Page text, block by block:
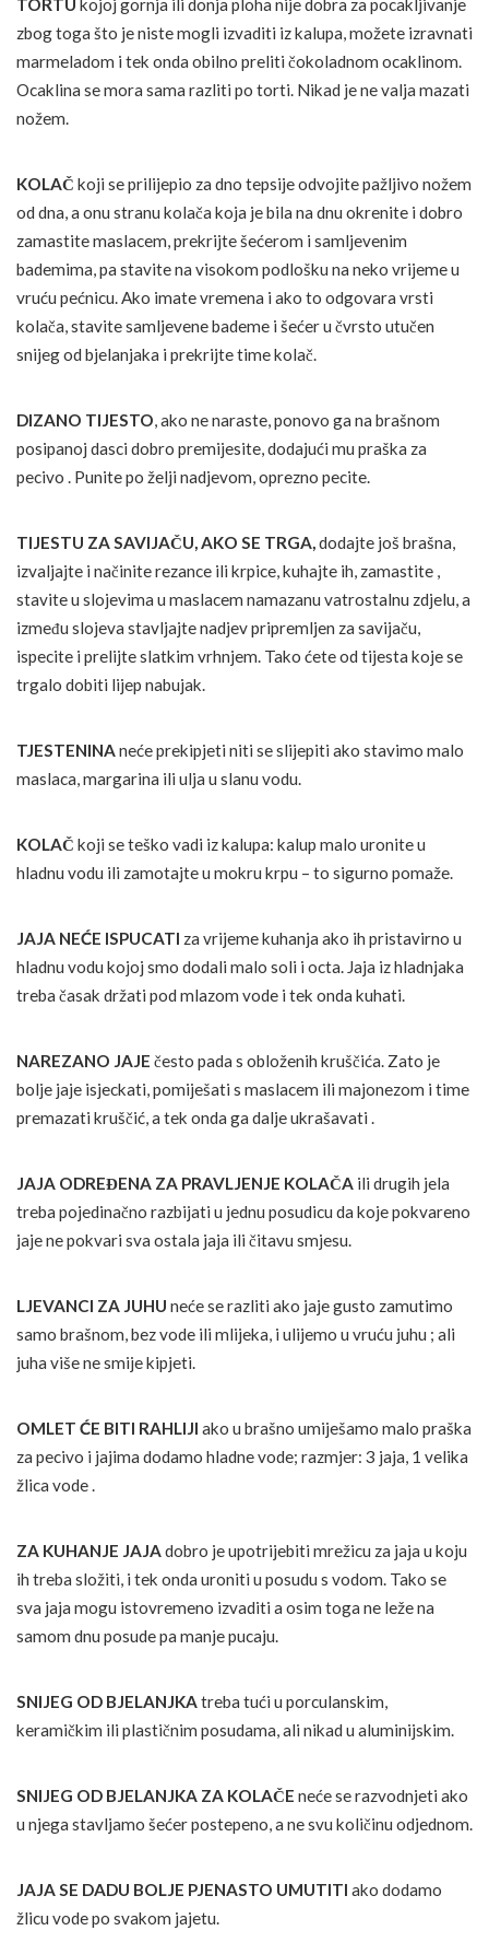
TORTU kojoj gornja ili donja ploha nije dobra za pocakljivanje
zbog toga što je niste mogli izvaditi iz kalupa, možete izravnati
marmeladom i tek onda obilno preliti čokoladnom ocaklinom.
Ocaklina se mora sama razliti po torti. Nikad je ne valja mazati
nožem.
KOLAČ koji se prilijepio za dno tepsije odvojite pažljivo nožem
od dna, a onu stranu kolača koja je bila na dnu okrenite i dobro
zamastite maslacem, prekrijte šećerom i samljevenim
bademima, pa stavite na visokom podlošku na neko vrijeme u
vruću pećnicu. Ako imate vremena i ako to odgovara vrsti
kolača, stavite samljevene bademe i šećer u čvrsto utučen
snijeg od bjelanjaka i prekrijte time kolač.
DIZANO TIJESTO, ako ne naraste, ponovo ga na brašnom
posipanoj dasci dobro premijesite, dodajući mu praška za
pecivo . Punite po želji nadjevom, oprezno pecite.
TIJESTU ZA SAVIJAČU, AKO SE TRGA,dodajte još brašna,
izvaljajte i načinite rezance ili krpice, kuhajte ih, zamastite ,
stavite u slojevima u maslacem namazanu vatrostalnu zdjelu, a
između slojeva stavljajte nadjev pripremljen za savijaču,
ispecite i prelijte slatkim vrhnjem. Tako ćete od tijesta koje se
trgalo dobiti lijep nabujak.
TJESTENINAneće prekipjeti niti se slijepiti ako stavimo malo
maslaca, margarina ili ulja u slanu vodu.
KOLAČ koji se teško vadi iz kalupa: kalup malo uronite u
hladnu vodu ili zamotajte u mokru krpu – to sigurno pomaže.
JAJA NEĆE ISPUCATI za vrijeme kuhanja ako ih pristavirno u
hladnu vodu kojoj smo dodali malo soli i octa. Jaja iz hladnjaka
treba časak držati pod mlazom vode i tek onda kuhati.
NAREZANO JAJE često pada s obloženih kruščića. Zato je
bolje jaje isjeckati, pomiješati s maslacem ili majonezom i time
premazati kruščić, a tek onda ga dalje ukrašavati .
JAJA ODREĐENA ZA PRAVLJENJE KOLAČA ili drugih jela
treba pojedinačno razbijati u jednu posudicu da koje pokvareno
jaje ne pokvari sva ostala jaja ili čitavu smjesu.
LJEVANCI ZA JUHU neće se razliti ako jaje gusto zamutimo
samo brašnom, bez vode ili mlijeka, i ulijemo u vruću juhu ; ali
juha više ne smije kipjeti.
OMLET ĆE BITI RAHLIJI ako u brašno umiješamo malo praška
za pecivo i jajima dodamo hladne vode; razmjer: 3 jaja, 1 velika
žlica vode .
ZA KUHANJE JAJAdobro je upotrijebiti mrežicu za jaja u koju
ih treba složiti, i tek onda uroniti u posudu s vodom. Tako se
sva jaja mogu istovremeno izvaditi a osim toga ne leže na
samom dnu posude pa manje pucaju.
SNIJEG OD BJELANJKAtreba tući u porculanskim,
keramičkim ili plastičnim posudama, ali nikad u aluminijskim.
SNIJEG OD BJELANJKA ZA KOLAČE neće se razvodnjeti ako
u njega stavljamo šećer postepeno, a ne svu količinu odjednom.
JAJA SE DADU BOLJE PJENASTO UMUTITI ako dodamo
žlicu vode po svakom jajetu.